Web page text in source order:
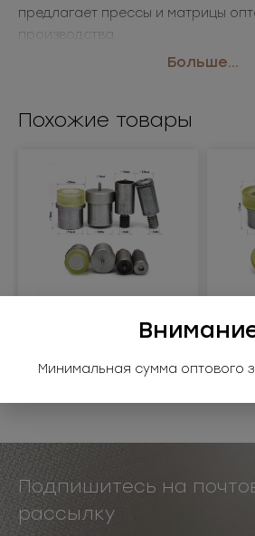
предлагает прессы и матрицы
производства.
фурнитуры
Больше...
Похожие товары
Матрица на кнопку
8027КН (12
Подпишитесь на
рассылку
Минимальная сумма оптового